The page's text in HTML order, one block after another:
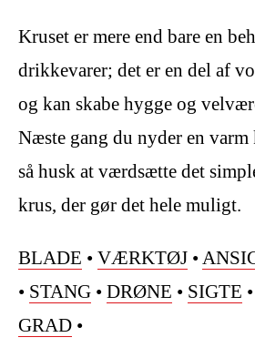
Kruset er mere end bare en
drikkevarer; det er en del af
og kan skabe hygge og
Næste gang du nyder en
så husk at værdsætte det
krus, der gør det hele muligt.
BLADE • VÆRKTØJ •
• STANG • DRØNE • SIGTE •
GRAD •